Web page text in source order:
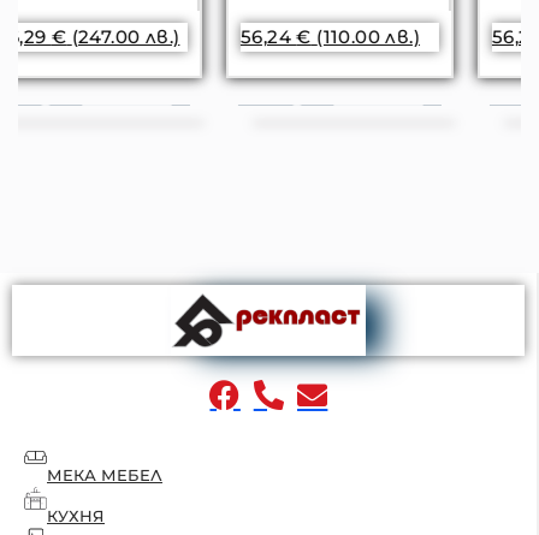
56,24 € (110.00 лв.) 56,24€ (110.00 лв.)
МЕКА МЕБЕЛ
КУХНЯ